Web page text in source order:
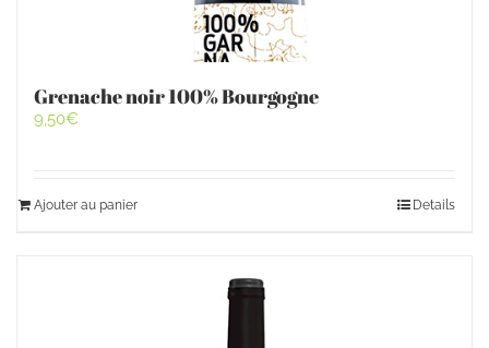
Grenache noir 100% Bourgogne
9,50€
Ajouter au panier Details